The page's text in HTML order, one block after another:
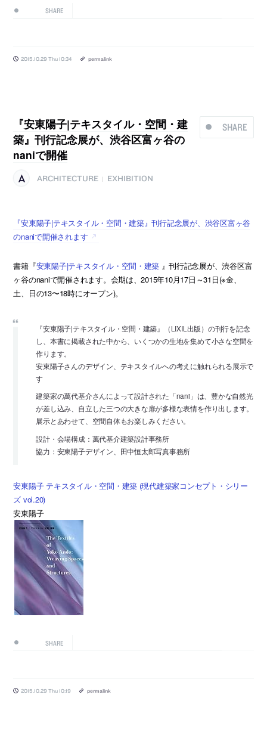
SHARE
2015.10.29 Thu 10:34 permalink
SHARE
『安東陽子|テキスタイル・空間・建
築』刊行記念展が、渋谷区富ヶ谷の
naniで開催
ARCHITECTURE EXHIBITION
『安東陽子|テキスタイル・空間・建築』刊行記念展が、渋谷区富ヶ谷
のnaniで開催されます
書籍『安東陽子|テキスタイル・空間・建築 』刊行記念展が、渋谷区富
ヶ谷のnaniで開催されます。会期は、2015年10月17日～31日(※金、
土、日の13〜18時にオープン)。
『安東陽子|テキスタイル・空間・建築』（LIXIL出版）の刊行を記念
し、本書に掲載された中から、いくつかの生地を集めて小さな空間を
作ります。
安東陽子さんのデザイン、テキスタイルへの考えに触れられる展示で
す
建築家の萬代基介さんによって設計された「nani」は、豊かな自然光
が差し込み、自立した三つの大きな扉が多様な表情を作り出します。
展示とあわせて、空間自体もお楽しみください。
設計・会場構成：萬代基介建築設計事務所
協力：安東陽子デザイン、田中恒太郎写真事務所
安東陽子 テキスタイル・空間・建築 (現代建築家コンセプト・シリー
ズ vol.20)
安東陽子
SHARE
2015.10.29 Thu 10:19 permalink